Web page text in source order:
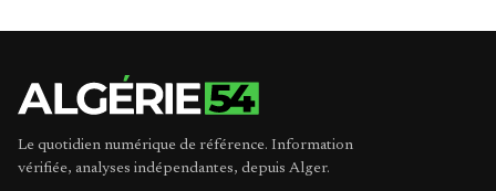
Le quotidien numérique de référence. Information
vérifiée, analyses indépendantes, depuis Alger.